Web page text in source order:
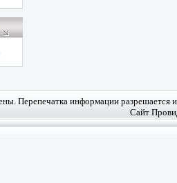
Перепечатка информации разрешается
Сайт